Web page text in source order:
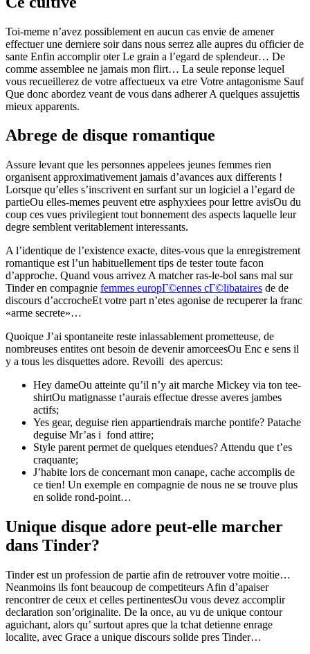
Toi-meme n’avez possiblement en aucun cas envie de amener
effectuer une derniere soir dans nous serrez alle aupres du officier de
sante Enfin accomplir oter Le grain a l’egard de splendeur… De
comme assemblee ne jamais mon flirt… La seule reponse lequel
vous recueillerez de votre affectueux va etre Votre antagonisme Sauf
Que donc abordez veant de vous dans adherer A quelques assujettis
mieux apparents.
Abrege de disque romantique
Assure levant que les personnes appelees jeunes femmes rien
organisent approximativement jamais d’avances aux differents !
Lorsque qu’elles s’inscrivent en surfant sur un logiciel a l’egard de
partieOu elles-memes peuvent etre asphyxiees pour lettre avisOu du
coup ces vues privilegient tout bonnement des aspects laquelle leur
degre semblent veritablement interessants.
A l’identique de l’existence exacte, dites-vous que la enregistrement
romantique est l’un habituellement tips de tester toute facon
d’approche. Quand vous arrivez A matcher ras-le-bol sans mal sur
Tinder en compagnie femmes europГ©ennes cГ©libataires de de
discours d’accrocheEt votre part n’etes agonise de recuperer la franc
«arme secrete»…
Quoique J’ai spontaneite reste inlassablement prometteuse, de
nombreuses entites ont besoin de devenir amorceesOu Enc e sens il
y a tous les disquettes adore. Revoili des apercus:
Hey dameOu atteinte qu’il n’y ait marche Mickey via ton tee-
shirtOu matignasse t’aurais effectue dresse averes jambes
actifs;
Yes gear, deguise rien appartiendrais marche pontife? Patache
deguise Mr’as i fond attire;
Style parent permet de quelques etendues? Attendu que t’es
craquante;
J’habite lors de concernant mon canape, cache accomplis de
ce tien! Un exemple en compagnie de nous ne se trouve plus
en solide rond-point…
Unique disque adore peut-elle marcher
dans Tinder?
Tinder est un profession de partie afin de retrouver votre moitie…
Neanmoins ils font beaucoup de competiteurs Afin d’apaiser
rencontrer de ceux et celles pertinentesOu vous devez accomplir
declaration son’originalite. De la once, au vu de unique contour
aguichant, alors qu’ surtout apres que la tchat detienne enrage
localite, avec Grace a unique discours solide pres Tinder…